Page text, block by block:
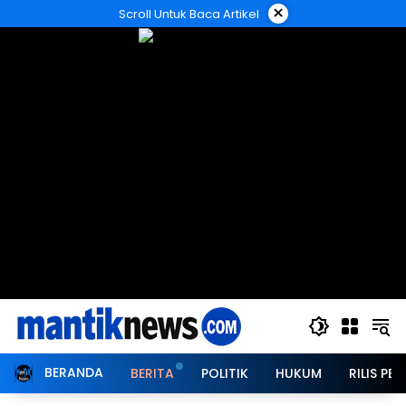
ke
Scroll Untuk Baca Artikel ×
BERANDA BERITA POLITIK HUKUM RILIS